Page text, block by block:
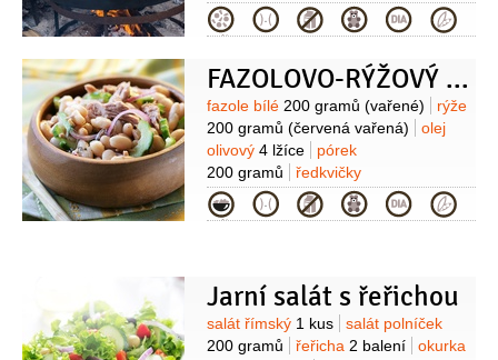
krájená)
čočka červená
100 gramů
sůl1 lžička
Kategorie
FAZOLOVO-RÝŽOVÝ SALÁT S ŘEDKVIČKAMI A ŠPENÁTEM
Suroviny
fazole bílé 200 gramů (vařené)
rýže
200 gramů (červená vařená)
olej
olivový 4 lžíce
pórek
200 gramů
ředkvičky
20 kusů
špenát
100 gramů
(čerstvý)
umeocet
Kategorie
Jarní salát s řeřichou
Suroviny
salát římský 1 kus
salát polníček
200 gramů
řeřicha 2 balení
okurka